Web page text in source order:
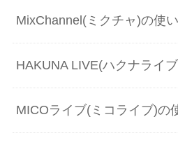
MixChannel(ミクチャ)の使
HAKUNA LIVE(ハクナライ
MICOライブ(ミコライブ)の